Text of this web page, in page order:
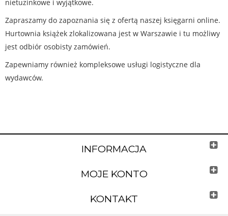
nietuzinkowe i wyjątkowe.
Zapraszamy do zapoznania się z ofertą naszej księgarni online.
Hurtownia książek zlokalizowana jest w Warszawie i tu możliwy
jest odbiór osobisty zamówień.
Zapewniamy również kompleksowe usługi logistyczne dla
wydawców.
INFORMACJA
MOJE KONTO
KONTAKT